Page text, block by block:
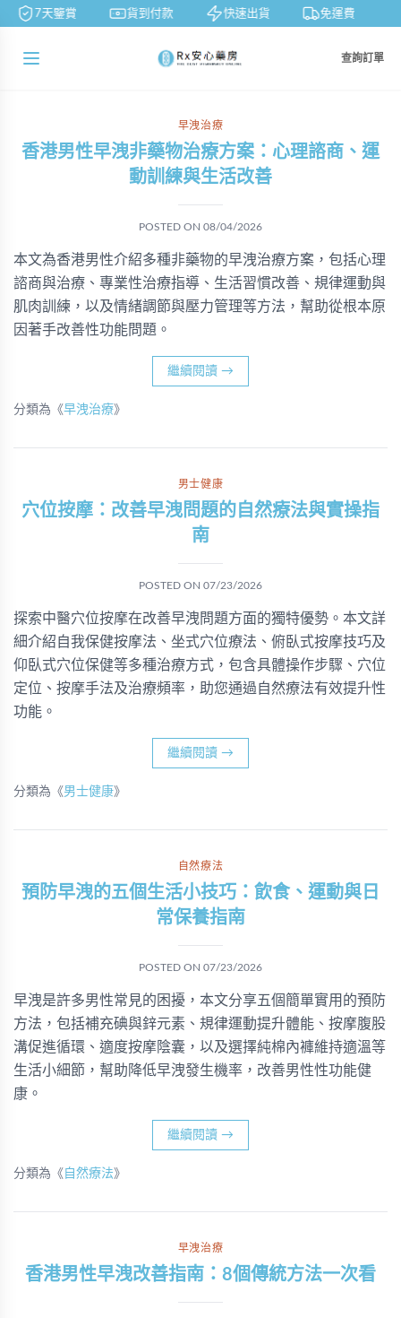
7天鑒賞 貨到付款 快速出貨 免運費
查詢訂單
早洩治療
香港男性早洩非藥物治療方案：心理諮商、運
動訓練與生活改善
POSTED ON 08/04/2026
本文為香港男性介紹多種非藥物的早洩治療方案，包括心理
諮商與治療、專業性治療指導、生活習慣改善、規律運動與
肌肉訓練，以及情緒調節與壓力管理等方法，幫助從根本原
因著手改善性功能問題。
繼續閱讀 →
分類為《早洩治療》
男士健康
穴位按摩：改善早洩問題的自然療法與實操指
南
POSTED ON 07/23/2026
探索中醫穴位按摩在改善早洩問題方面的獨特優勢。本文詳
細介紹自我保健按摩法、坐式穴位療法、俯臥式按摩技巧及
仰臥式穴位保健等多種治療方式，包含具體操作步驟、穴位
定位、按摩手法及治療頻率，助您通過自然療法有效提升性
功能。
繼續閱讀 →
分類為《男士健康》
自然療法
預防早洩的五個生活小技巧：飲食、運動與日
常保養指南
POSTED ON 07/23/2026
早洩是許多男性常見的困擾，本文分享五個簡單實用的預防
方法，包括補充碘與鋅元素、規律運動提升體能、按摩腹股
溝促進循環、適度按摩陰囊，以及選擇純棉內褲維持適溫等
生活小細節，幫助降低早洩發生機率，改善男性性功能健
康。
繼續閱讀 →
分類為《 自然療法》
早洩治療
香港男性早洩改善指南：8個傳統方法一次看